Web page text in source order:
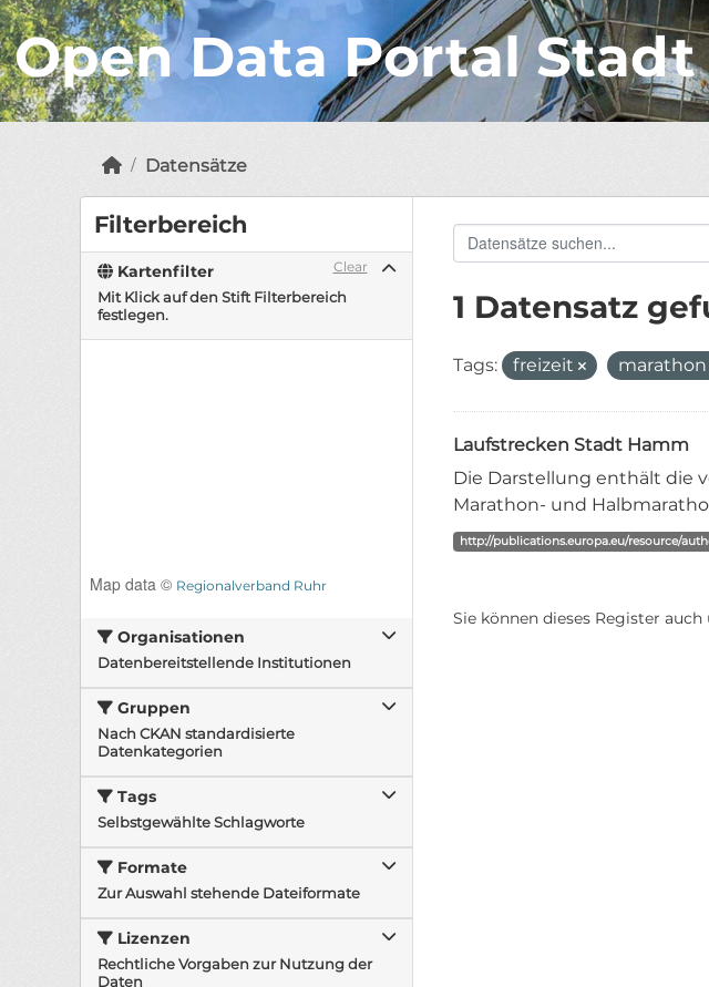
Open Data Portal
Datensätze
Filterbereich
Clear
Kartenfilter
Mit Klick auf den Stift Filterbereich
festlegen.
Map data © Regionalverband Ruhr
Organisationen
Datenbereitstellende Institutionen
Gruppen
Nach CKAN standardisierte
Datenkategorien
Tags
Selbstgewählte Schlagworte
Formate
Zur Auswahl stehende Dateiformate
Lizenzen
Rechtliche Vorgaben zur Nutzung der
Daten
1 Datensatz
Tags: freizeit marathon
Laufstrecken Stadt Hamm
Die Darstellung enthält die
Marathon- und
http://publications.europa.eu/resource/
Sie können dieses Register auch